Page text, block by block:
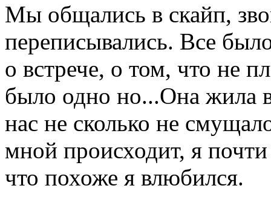
Мы общались в скайп,
переписывались. Все
о встрече, о том, что не
было одно но...Она жила
нас не сколько не
мной происходит, я
что похоже я влюбился.